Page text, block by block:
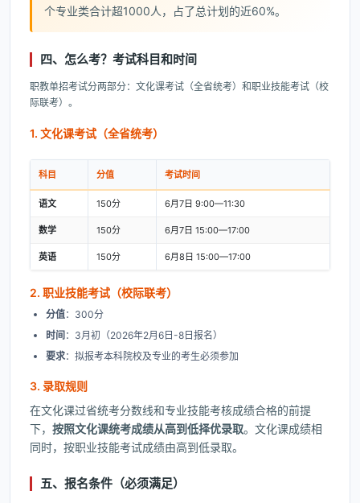
个专业类合计超1000人，占了总计划的近60%。
四、怎么考？考试科目和时间
职教单招考试分两部分：文化课考试（全省统考）和职业技能考试（校
际联考）。
1. 文化课考试（全省统考）
科目 分值 考试时间
语文 150分 6月7日 9:00—11:30
数学 150分 6月7日 15:00—17:00
英语 150分 6月8日 15:00—17:00
2. 职业技能考试（校际联考）
分值：300分
时间 ：3月初（2026年2月6日-8日报名）
要求：拟报考本科院校及专业的考生必须参加
3. 录取规则
在文化课过省统考分数线和专业技能考核成绩合格的前提
下， 按照文化课统考成绩从高到低择优录取。文化课成绩相
同时，按职业技能考试成绩由高到低录取。
五、报名条件（必须满足）